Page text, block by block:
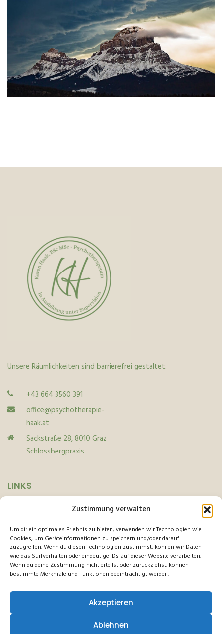
Zustimmung verwalten
Um dir ein optimales Erlebnis zu bieten, verwenden wir Technologien wie
Cookies, um Geräteinformationen zu speichern und/oder darauf
zuzugreifen. Wenn du diesen Technologien zustimmst, können wir Daten
wie das Surfverhalten oder eindeutige IDs auf dieser Website verarbeiten.
Wenn du deine Zustimmung nicht erteilst oder zurückziehst, können
bestimmte Merkmale und Funktionen beeinträchtigt werden.
Akzeptieren
Ablehnen
Unsere Räumlichkeiten sind barrierefrei gestaltet.
+43 664 3560 391
office@psychotherapie-
haak.at
Sackstraße 28, 8010 Graz
Schlossbergpraxis
LINKS
Datenschutz
Cookie-Richtlinie
Impressum
Haftungsauschluss